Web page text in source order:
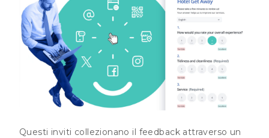
Questi inviti collezionano il feedback attraverso un